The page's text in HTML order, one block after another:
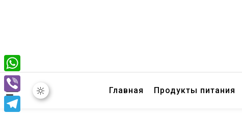
Главная Продукты питания
WhatsApp
Viber